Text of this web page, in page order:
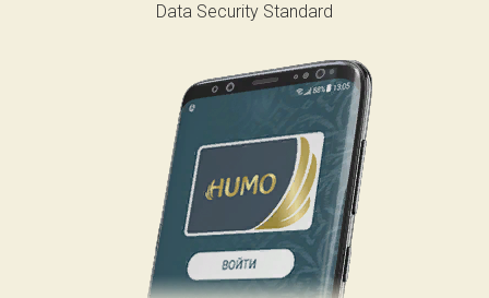
Data Security Standard